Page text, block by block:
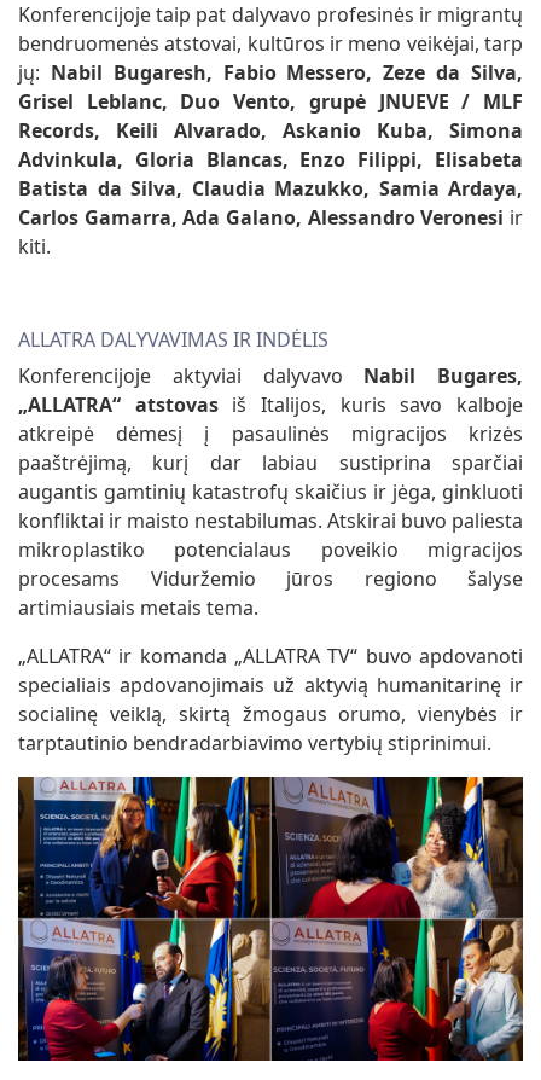
Konferencijoje taip pat dalyvavo profesinės ir migrantų
bendruomenės atstovai, kultūros ir meno veikėjai, tarp
jų: Nabil Bugaresh, Fabio Messero, Zeze da Silva,
Grisel Leblanc, Duo Vento, grupė JNUEVE / MLF
Records, Keili Alvarado, Askanio Kuba, Simona
Advinkula, Gloria Blancas, Enzo Filippi, Elisabeta
Batista da Silva, Claudia Mazukko, Samia Ardaya,
Carlos Gamarra, Ada Galano, Alessandro Veronesi ir
kiti.
ALLATRA DALYVAVIMAS IR INDĖLIS
Konferencijoje aktyviai dalyvavo
Nabil Bugares,
„ALLATRA“ atstovasiš Italijos, kuris savo kalboje
atkreipė dėmesį į pasaulinės migracijos krizės
paaštrėjimą, kurį dar labiau sustiprina sparčiai
augantis gamtinių katastrofų skaičius ir jėga, ginkluoti
konfliktai ir maisto nestabilumas. Atskirai buvo paliesta
mikroplastiko potencialaus poveikio migracijos
procesams Viduržemio jūros regiono šalyse
artimiausiais metais tema.
„ALLATRA“ ir komanda „ALLATRA TV“ buvo apdovanoti
specialiais apdovanojimais už aktyvią humanitarinę ir
socialinę veiklą, skirtą žmogaus orumo, vienybės ir
tarptautinio bendradarbiavimo vertybių stiprinimui.